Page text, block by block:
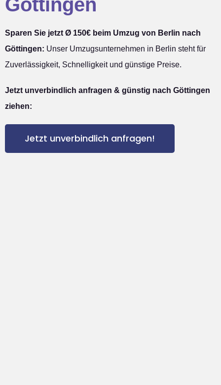
Göttingen
Sparen Sie jetzt Ø 150€ beim Umzug von Berlin nach
Göttingen: Unser Umzugsunternehmen in Berlin steht für
Zuverlässigkeit, Schnelligkeit und günstige Preise.
Jetzt unverbindlich anfragen & günstig nach Göttingen
ziehen:
Jetzt unverbindlich anfragen!